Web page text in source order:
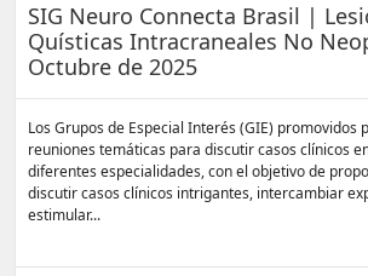
SIG Neuro Connecta Brasil |
Quísticas Intracraneales No
Octubre de 2025
Los Grupos de Especial Interés (GIE) promovidos
reuniones temáticas para discutir casos clínicos
diferentes especialidades, con el objetivo de
discutir casos clínicos intrigantes, intercambiar
estimular...